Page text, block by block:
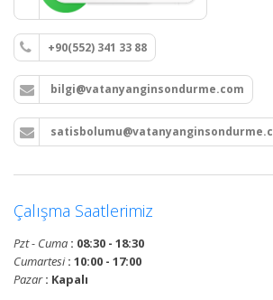
+90(552) 341 33 88
bilgi@vatanyanginsondurme.com
Çalışma Saatlerimiz
Pzt - Cuma : 08:30 - 18:30
Cumartesi: 10:00 - 17:00
Pazar: Kapalı